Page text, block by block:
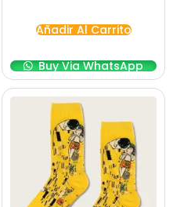
Añadir Al Carrito
Buy Via WhatsApp